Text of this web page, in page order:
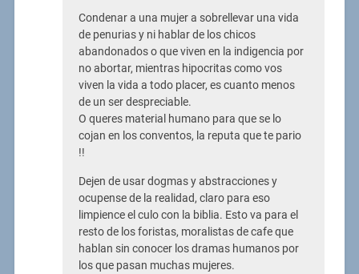
Condenar a una mujer a sobrellevar una vida
de penurias y ni hablar de los chicos
abandonados o que viven en la indigencia por
no abortar, mientras hipocritas como vos
viven la vida a todo placer, es cuanto menos
de un ser despreciable.
O queres material humano para que se lo
cojan en los conventos, la reputa que te pario
!!
Dejen de usar dogmas y abstracciones y
ocupense de la realidad, claro para eso
limpience el culo con la biblia. Esto va para el
resto de los foristas, moralistas de cafe que
hablan sin conocer los dramas humanos por
los que pasan muchas mujeres.